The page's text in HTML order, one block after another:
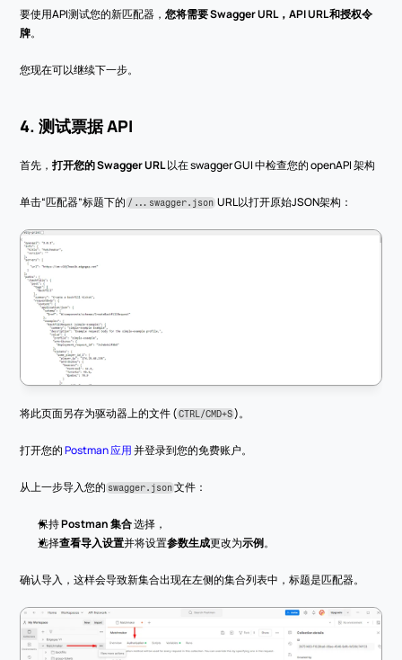
要使用API测试您的新匹配器，您将需要 Swagger URL，API URL 和授权令
牌。
您现在可以继续下一步。
4. 测试票据 API
首先，打开您的 Swagger URL 以在 swagger GUI 中检查您的 openAPI 架构
单击“匹配器”标题下的 /...swagger.json URL以打开原始JSON架构：
将此页面另存为驱动器上的文件 (CTRL/CMD+S )。
打开您的 Postman 应用 并登录到您的免费账户。
从上一步导入您的 swagger.json 文件：
保持 Postman 集合 选择，
选择查看导入设置并将设置参数生成更改为示例。
确认导入，这样会导致新集合出现在左侧的集合列表中，标题是匹配器。